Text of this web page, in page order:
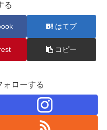
る
はてブ
コピー
ォローする